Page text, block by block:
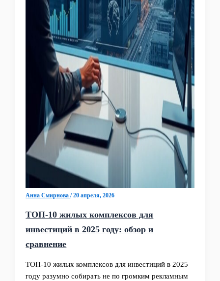
Анна Смирнова/20 апреля, 2026
ТОП-10 жилых комплексов для
инвестиций в 2025 году: обзор и
сравнение
ТОП‑10 жилых комплексов для инвестиций в 2025
году разумно собирать не по громким рекламным